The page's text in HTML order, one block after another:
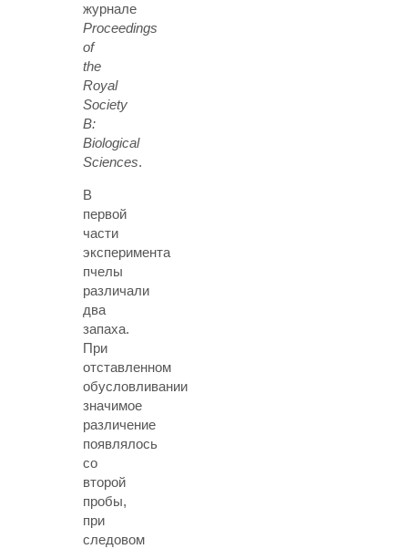
журнале
Proceedings
of
the
Royal
Society
B:
Biological
Sciences.
В
первой
части
эксперимента
пчелы
различали
два
запаха.
При
отставленном
обусловливании
значимое
различение
появлялось
со
второй
пробы,
при
следовом